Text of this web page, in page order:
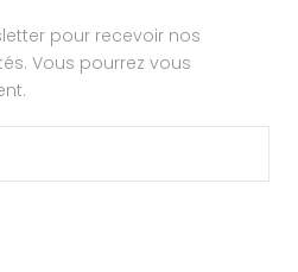
pour recevoir nos
Vous pourrez vous